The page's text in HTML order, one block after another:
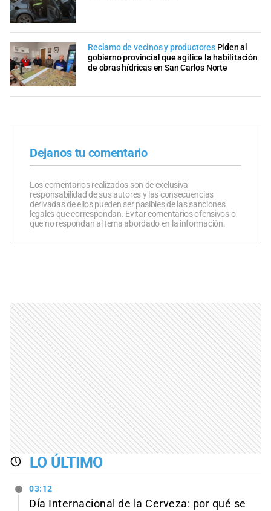
Reclamo de vecinos y productores Piden al
gobierno provincial que agilice la habilitación
de obras hídricas en San Carlos Norte
Dejanos tu comentario
Los comentarios realizados son de exclusiva
responsabilidad de sus autores y las consecuencias
derivadas de ellos pueden ser pasibles de las sanciones
legales que correspondan. Evitar comentarios ofensivos o
que no respondan al tema abordado en la información.
LO ÚLTIMO
03:12
Día Internacional de la Cerveza: por qué se